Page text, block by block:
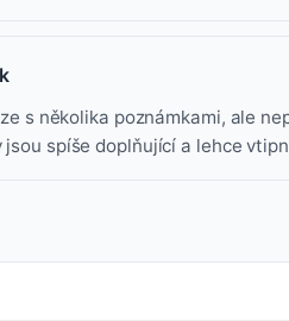
s několika poznámkami, ale
spíše doplňující a lehce